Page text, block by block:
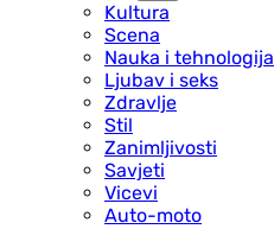
Kultura
Scena
Nauka i tehnologija
Ljubav i seks
Zdravlje
Stil
Zanimljivosti
Savjeti
Vicevi
Auto-moto